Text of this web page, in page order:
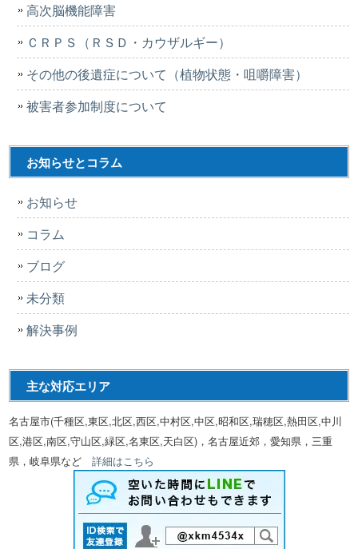
高次脳機能障害
ＣＲＰＳ（ＲＳＤ・カウザルギー）
その他の後遺症について（植物状態・咀嚼障害）
被害者参加制度について
お知らせとコラム
お知らせ
コラム
ブログ
未分類
解決事例
主な対応エリア
名古屋市(千種区,東区,北区,西区,中村区,中区,昭和区,瑞穂区,熱田区,中川
区,港区,南区,守山区,緑区,名東区,天白区)，名古屋近郊，愛知県，三重
県，岐阜県など詳細はこちら